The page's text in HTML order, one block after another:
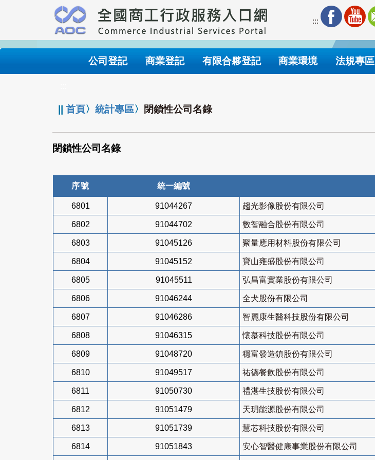
要
內
:::
公司登記 商業登記 有限合夥登記 商業環境 法規專區
||首頁〉統計專區〉 閉鎖性公司名錄
閉鎖性公司名錄
序號 統一編號
6801 91044267 趨光影像股份有限公司
6802 91044702 數智融合股份有限公司
6803 91045126 聚量應用材料股份有限公司
6804 91045152 寶山雍盛股份有限公司
6805 91045511 弘昌富實業股份有限公司
6806 91046244 全犬股份有限公司
6807 91046286 智麗康生醫科技股份有限公司
6808 91046315 懷慕科技股份有限公司
6809 91048720 穩富發造鎮股份有限公司
6810 91049517 祐德餐飲股份有限公司
6811 91050730 禮湛生技股份有限公司
6812 91051479 天玥能源股份有限公司
6813 91051739 慧芯科技股份有限公司
6814 91051843 安心智醫健康事業股份有限公司